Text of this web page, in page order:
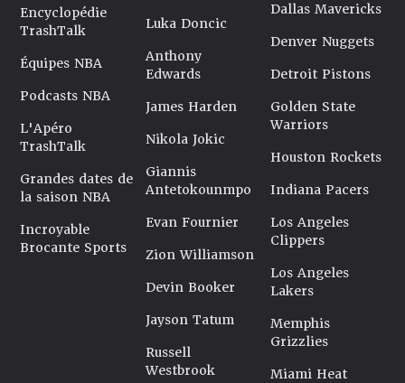
Encyclopédie
TrashTalk
Équipes NBA
Podcasts NBA
L'Apéro
TrashTalk
Grandes dates de
la saison NBA
Incroyable
Brocante Sports
Luka Doncic
Anthony
Edwards
James Harden
Nikola Jokic
Giannis
Antetokounmpo
Evan Fournier
Zion Williamson
Devin Booker
Jayson Tatum
Russell
Westbrook
Dallas Mavericks
Denver Nuggets
Detroit Pistons
Golden State
Warriors
Houston Rockets
Indiana Pacers
Los Angeles
Clippers
Los Angeles
Lakers
Memphis
Grizzlies
Miami Heat